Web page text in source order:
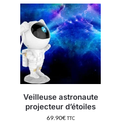
Veilleuse astronaute
projecteur d’étoiles
69.90€ TTC